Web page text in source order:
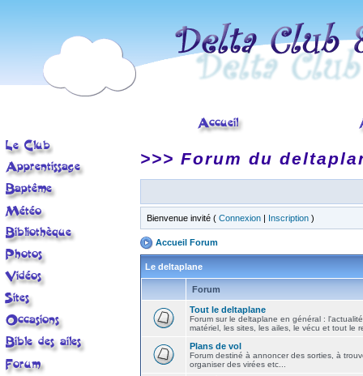
>>> Forum du
Bienvenue invité ( Connexion | Inscription )
Accueil Forum
Le deltaplane
Forum
Tout le deltaplane
Forum sur le deltaplane en général :
matériel, les sites, les ailes, le vécu et tout le
Plans de vol
Forum destiné à annoncer des sorties, à
organiser des virées etc...